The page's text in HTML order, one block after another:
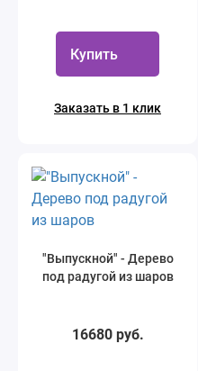
Купить
Заказать в 1 клик
"Выпускной" - Дерево
под радугой из шаров
16680 руб.